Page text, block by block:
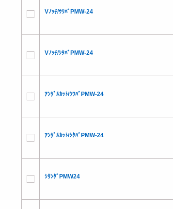
Vﾉｯﾁ/ｳﾜﾊﾞPMW-24
Vﾉｯﾁ/ｼﾀﾊﾞPMW-24
ｱﾝｸﾞﾙｶｯﾄ/ｳﾜﾊﾞPMW-24
ｱﾝｸﾞﾙｶｯﾄ/ｼﾀﾊﾞPMW-24
ｼﾘﾝﾀﾞPMW24